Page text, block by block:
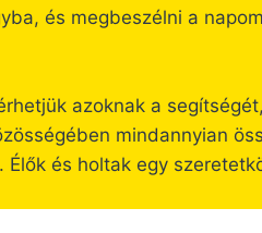
és megbeszélni a
azoknak a
mindannyian
és holtak egy